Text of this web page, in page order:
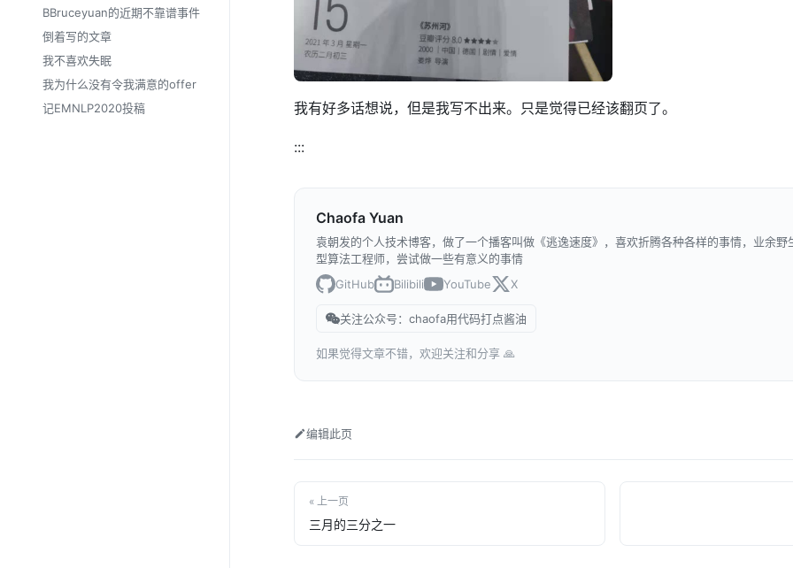
BBruceyuan的近期不靠谱事件
倒着写的文章
我不喜欢失眠
我为什么没有令我满意的offer
记EMNLP2020投稿
我有好多话想说，但是我写不出来。只是觉得已经该翻页了。
:::
Chaofa Yuan
袁朝发的个人技术博客，做了一个播客叫做《逃逸速度》，喜欢折腾各种各样的事情，业余野
型算法工程师，尝试做一些有意义的事情
GitHub
Bilibili YouTube X
关注公众号：chaofa用代码打点酱油
如果觉得文章不错，欢迎关注和分享 🙏
编辑此页
« 上一页
三月的三分之一